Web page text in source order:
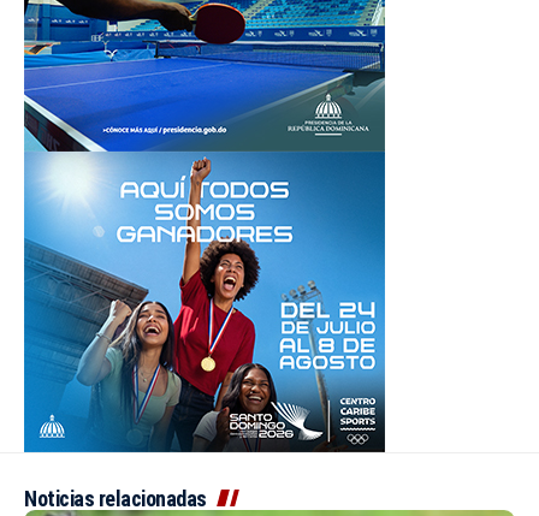
Noticias relacionadas